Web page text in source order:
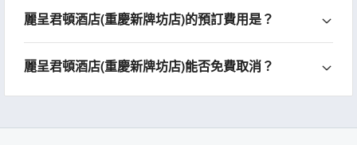
麗呈君頓酒店(重慶新牌坊店)的預訂費用是？
麗呈君頓酒店(重慶新牌坊店)能否免費取消？